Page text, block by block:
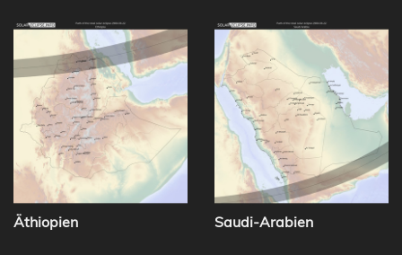
Äthiopien Saudi-Arabien